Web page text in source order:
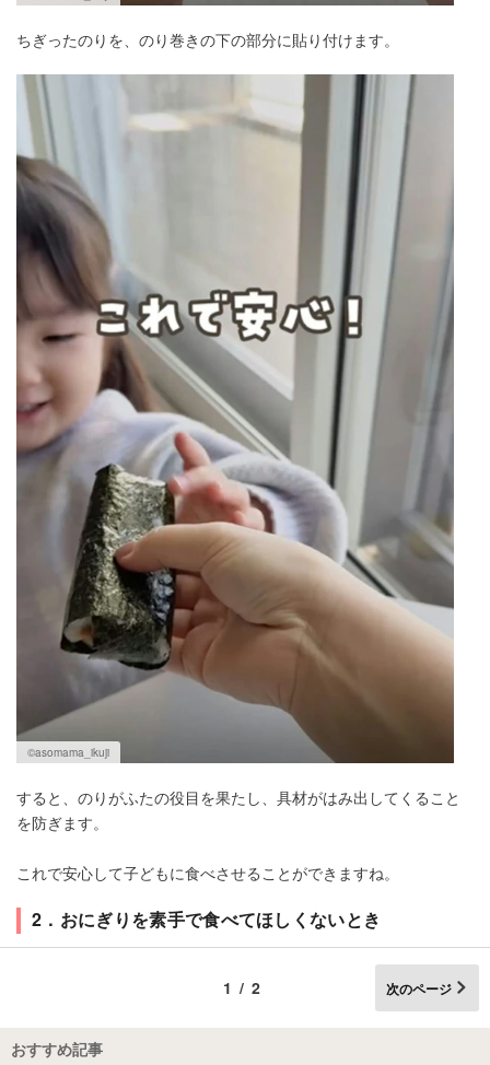
ちぎったのりを、のり巻きの下の部分に貼り付けます。
©asomama_ikuji
すると、のりがふたの役目を果たし、具材がはみ出してくること
を防ぎます。
これで安心して子どもに食べさせることができますね。
2．おにぎりを素手で食べてほしくないとき
1/2 次のページ
おすすめ記事